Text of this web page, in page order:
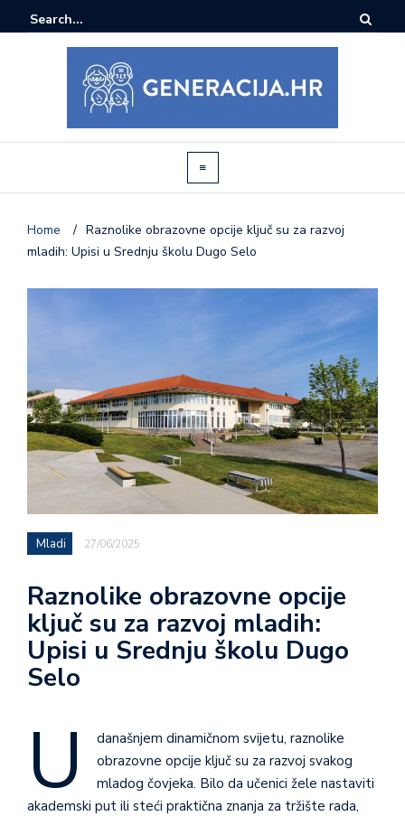
Home / Raznolike obrazovne opcije ključ su za razvoj
mladih: Upisi u Srednju školu Dugo Selo
Mladi 27/06/2025
Raznolike obrazovne opcije
ključ su za razvoj mladih:
Upisi u Srednju školu Dugo
Selo
U
današnjem dinamičnom svijetu, raznolike
obrazovne opcije ključ su za razvoj svakog
mladog čovjeka. Bilo da učenici žele nastaviti
akademski put ili steći praktična znanja za tržište rada,